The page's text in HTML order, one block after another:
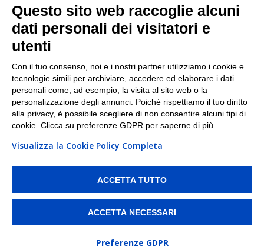
Facebook
Linkedin
I nostri punti di ritiro e spedizione pacchi nelle
maggiori città italiane
Torino|Milano|Roma|Bologna|Firenze| Genova
Napoli|Varese
PI/CF/N°Iscr.: 10821360012 | REA: RM 1494760 | Cap.Soc.: 50.000€ |
Whistleblowing|Privacy |Preferenze Cookies
ritirare i tuoi acquisti online e spedire i tuoi pacchi.
Questo sito web raccoglie alcuni
dati personali dei visitatori e
utenti
Con il tuo consenso, noi e i nostri partner utilizziamo i cookie e
tecnologie simili per archiviare, accedere ed elaborare i dati
personali come, ad esempio, la visita al sito web o la
personalizzazione degli annunci. Poiché rispettiamo il tuo diritto
alla privacy, è possibile scegliere di non consentire alcuni tipi di
cookie. Clicca su preferenze GDPR per saperne di più.
Visualizza la Cookie Policy Completa
ACCETTA TUTTO
ACCETTA NECESSARI
Preferenze GDPR